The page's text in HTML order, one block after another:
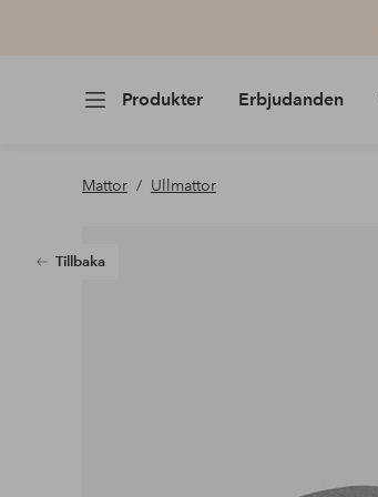
Produkter Erbjudanden
Mattor Ullmattor
Tillbaka